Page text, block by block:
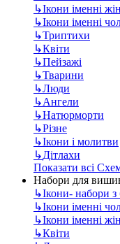
↳Ікони іменні
↳Ікони іменні
↳Триптихи
↳Квіти
↳Пейзажі
↳Тварини
↳Люди
↳Ангели
↳Натюрморти
↳Різне
↳Ікони і молитви
↳Дітлахи
Показати всі
Набори для
↳Ікони- набори з
↳Ікони іменні
↳Ікони іменні
↳Квіти